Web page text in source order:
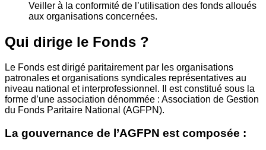
Veiller à la conformité de l’utilisation des fonds alloués
aux organisations concernées.
Qui dirige le Fonds ?
Le Fonds est dirigé paritairement par les organisations
patronales et organisations syndicales représentatives au
niveau national et interprofessionnel. Il est constitué sous la
forme d’une association dénommée : Association de Gestion
du Fonds Paritaire National (AGFPN).
La gouvernance de l’AGFPN est composée :